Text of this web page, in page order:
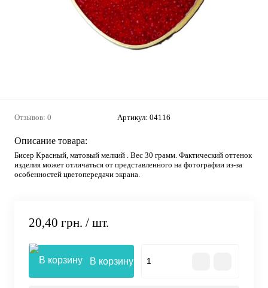
Отзывов: 0 Артикул: 04116
Описание товара:
Бисер Красный, матовый мелкий . Вес 30 грамм. Фактический оттенок
изделия может отличаться от представленного на фотографии из-за
особенностей цветопередачи экрана.
20,40 грн. / шт.
В корзину